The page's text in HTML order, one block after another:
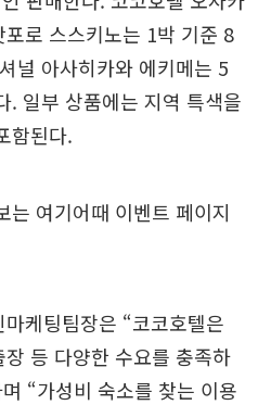
로 스스키노는 1박 기준 8
널 아사히카와 에키메는 5
. 일부 상품에는 지역 특색을
함된다.
는 여기어때 이벤트 페이지
케팅팀장은 “코코호텔은
등 다양한 수요를 충족하
“가성비 숙소를 찾는 이용